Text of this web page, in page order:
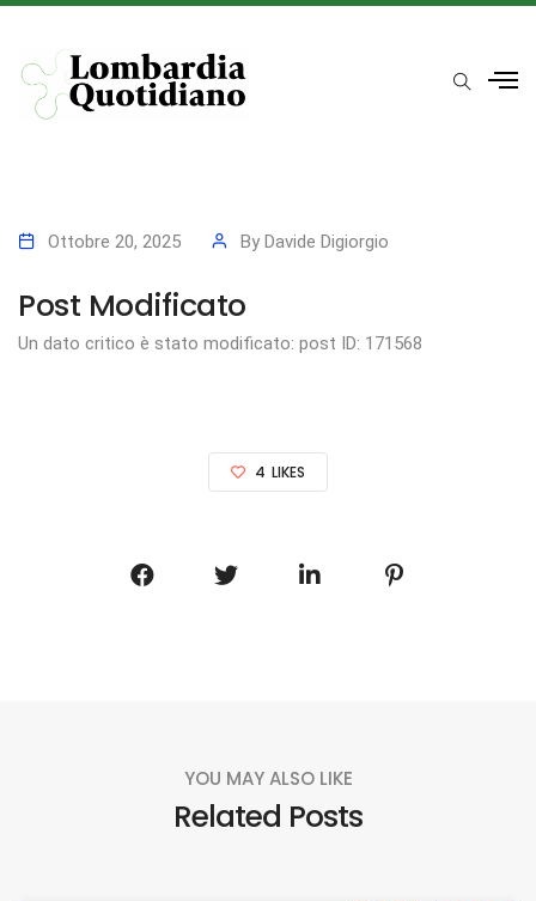
Ottobre 20, 2025 By Davide Digiorgio
Post Modificato
Un dato critico è stato modificato: post ID: 171568
4 LIKES
YOU MAY ALSO LIKE
Related Posts